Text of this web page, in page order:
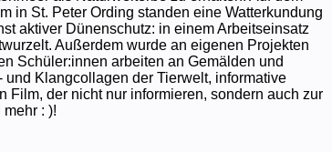
in St. Peter Ording standen eine Watterkundung
aktiver Dünenschutz: in einem Arbeitseinsatz
Außerdem wurde an eigenen Projekten
Schüler:innen arbeiten an Gemälden und
und Klangcollagen der Tierwelt, informative
Film, der nicht nur informieren, sondern auch zur
: )!